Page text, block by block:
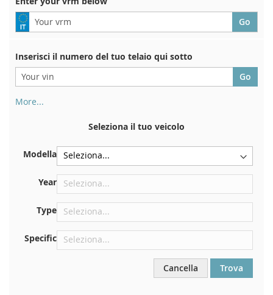
Inserisci il numero del tuo telaio qui sotto
More...
immatricolazione. E anche in macchina
Sulla piastra inferiore del sedile anteriore destro
Centrare contro la paratia sotto il cofano
Proprio nel vano motore
Nel montante della portiera posteriore destra
Seleziona il tuo veicolo
Modella
Year
Type
Specific
Cancella Trova